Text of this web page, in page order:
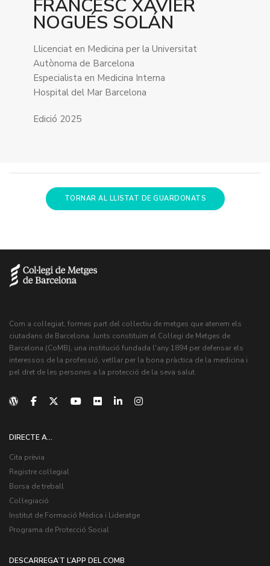
FRANCESC XAVIER
NOGUÉS SOLÁN
Llicenciat en Medicina per la Universitat
Autònoma de Barcelona
Especialista en Medicina Interna
Hospital del Mar Barcelona
Edició 2025
TORNAR AL LLISTAT DE GUARDONATS
Com a col·legiat, formes part del col·lectiu de metges que atenem els
ciutadans de Barcelona. Junts constituïm el Col·legi de Metges de
Barcelona (CoMB), una institució fundada l'any 1894 per defensar els
interessos de la professió, vetllar per la bona pràctica de la medicina i
pel dret de les persones a la protecció de la seva salut.
DIRECTE A...
Cita prèvia
Registre col·legial
Borsa de treball
Col·legiació
Institut de Formació Mèdica i Lideratge
Programa de Protecció Social
DESCARREGA’T L’APP DEL COMB